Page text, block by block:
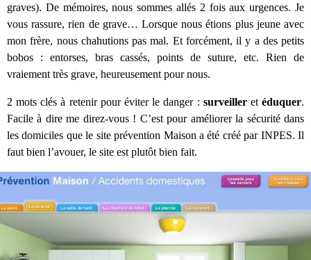
graves). De mémoires, nous sommes allés 2 fois aux urgences. Je
vous rassure, rien de grave… Lorsque nous étions plus jeune avec
mon frère, nous chahutions pas mal. Et forcément, il y a des petits
bobos : entorses, bras cassés, points de suture, etc. Rien de
vraiement très grave, heureusement pour nous.
2 mots clés à retenir pour éviter le danger : surveiller etéduquer.
Facile à dire me direz-vous ! C’est pour améliorer la sécurité dans
les domiciles que le site prévention Maison a été créé par INPES. Il
faut bien l’avouer, le site est plutôt bien fait.